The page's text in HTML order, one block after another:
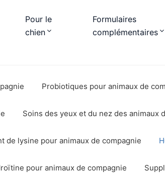
Pour le
chien
Formulaires
complémentaires
Probiotiques pour animaux de
Soins des yeux et du nez des animaux
de lysine pour animaux de compagnie
pour animaux de compagnie